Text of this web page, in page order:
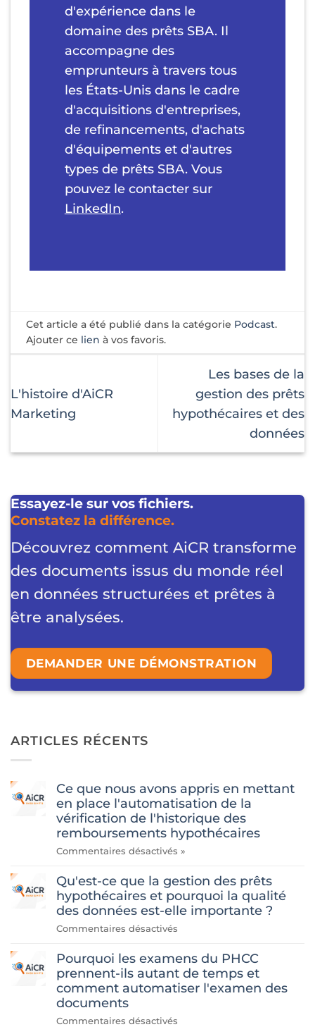
d'expérience dans le
domaine des prêts SBA. Il
accompagne des
emprunteurs à travers tous
les États-Unis dans le cadre
d'acquisitions d'entreprises,
de refinancements, d'achats
d'équipements et d'autres
types de prêts SBA. Vous
pouvez le contacter sur
LinkedIn.
Cet article a été publié dans la catégorie Podcast.
Ajouter ce lien à vos favoris.
L'histoire d'AiCR
Marketing
Les bases de la
gestion des prêts
hypothécaires et des
données
Essayez-le sur vos fichiers.
Constatez la différence.
Découvrez comment AiCR transforme
des documents issus du monde réel
en données structurées et prêtes à
être analysées.
DEMANDER UNE DÉMONSTRATION
ARTICLES RÉCENTS
Ce que nous avons appris en mettant
en place l'automatisation de la
vérification de l'historique des
remboursements hypothécaires
Commentaires désactivés sur
Ce
que
nous
développant
l'automatisation
de
»
Qu'est-ce que la gestion des prêts
hypothécaires et pourquoi la qualité
des données est-elle importante ?
Commentaires désactivés
Qu'est-
ce
que
Pourquoi les examens du PHCC
prennent-ils autant de temps et
comment automatiser l'examen des
documents
Commentaires désactivés